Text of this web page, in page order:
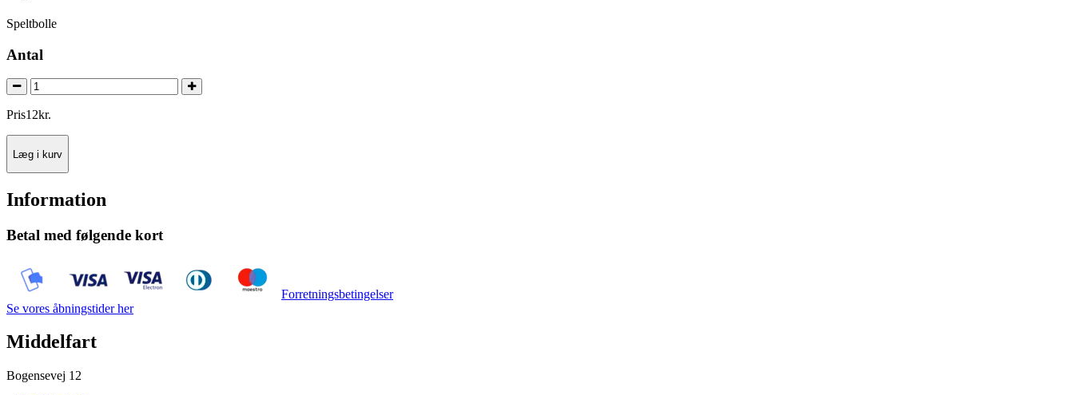
Speltbolle
Antal
Pris12kr.
Læg i kurv
Information
Betal med følgende kort
Forretningsbetingelser
Se vores åbningstider her
Middelfart
Bogensevej 12